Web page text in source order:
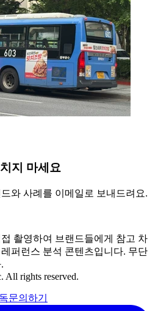
지 마세요
와 사례를 이메일로 보내드려요.
촬영하여 브랜드들에게 참고 차
퍼런스 분석 콘텐츠입니다. 무단
All rights reserved.
문의하기